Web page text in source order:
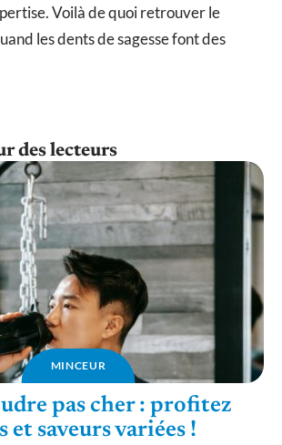
Voilà de quoi retrouver le
les dents de sagesse font des
des lecteurs
MINCEUR
pas cher : profitez
et saveurs variées !